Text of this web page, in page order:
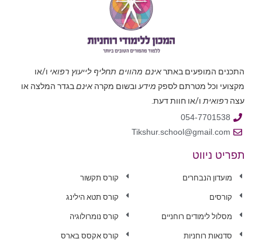
התכנים המופעים באתראינם מהווים תחליף לייעוץ רפואי ו/או
מקצועי וכל מטרתם לספק מידע ובשום מקרה אינםבגדר המלצה או
עצה רפואית ו/או חוות דעת.
054-7701538
Tikshur.school@gmail.com
תפריט ניווט
מועדון הנבחרים
קורסים
מסלול לימודים רוחניים
סדנאות רוחניות
קורס תקשור
קורס תטא הילינג
קורס נומרולוגיה
קורס אקסס בארס